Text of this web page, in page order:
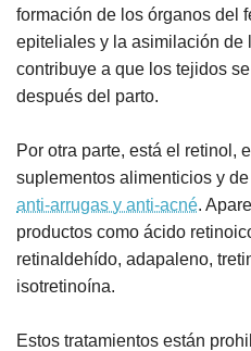
formación de los órganos del
epiteliales y la asimilación de
contribuye a que los tejidos
después del parto.
Por otra parte, está el retinol,
suplementos alimenticios y
anti-arrugas y anti-acné.
productos como ácido
retinaldehído, adapaleno,
isotretinoína.
Estos tratamientos están